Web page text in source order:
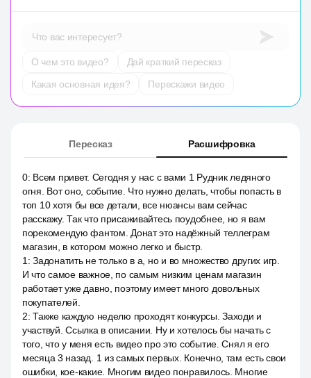
Что вас интересует?
О чем это видео?
Дай краткий пересказ
Какая основная идея?
Перескажи видео
Пересказ Расшифровка
0: Всем привет. Сегодня у нас с вами 1 Рудник ледяного
огня. Вот оно, событие. Что нужно делать, чтобы попасть в
топ 10 хотя бы все детали, все нюансы вам сейчас
расскажу. Так что присаживайтесь поудобнее, но я вам
порекомендую фантом. Донат это надёжный теллеграм
магазин, в котором можно легко и быстр.
1 :Задонатить не только в а, но и во множество других игр.
И что самое важное, по самым низким ценам магазин
работает уже давно, поэтому имеет много довольных
покупателей.
2:Также каждую неделю проходят конкурсы. Заходи и
участвуй. Ссылка в описании. Ну и хотелось бы начать с
того, что у меня есть видео про это событие. Снял я его
месяца 3 назад. 1 из самых первых. Конечно, там есть свои
ошибки, кое-какие. Многим видео понравилось. Многие